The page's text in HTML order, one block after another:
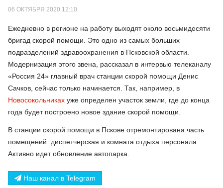
06 ОКТЯБРЯ 2020 12:10
Ежедневно в регионе на работу выходят около восьмидесяти
бригад скорой помощи. Это одно из самых больших
подразделений здравоохранения в Псковской области.
Модернизация этого звена, рассказал в интервью телеканалу
«Россия 24» главный врач станции скорой помощи Денис
Сачков, сейчас только начинается. Так, например, в
Новосокольниках уже определен участок земли, где до конца
года будет построено новое здание скорой помощи.
В станции скорой помощи в Пскове отремонтирована часть
помещений: диспетчерская и комната отдыха персонала.
Активно идет обновление автопарка.
Наш канал в Telegram